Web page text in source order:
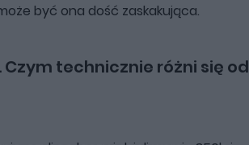
być ona dość zaskakująca.
Czym technicznie różni się od